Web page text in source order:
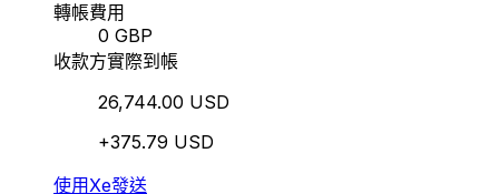
轉帳費用
0 GBP
收款方實際到帳
26,744.00 USD
+375.79 USD
使用Xe發送